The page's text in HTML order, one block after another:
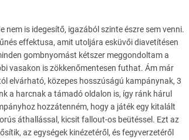
nem is idegesítő, igazából szinte észre sem venni.
effektusa, amit utoljára esküvői diavetítésen
gombnyomást kétszer meggondoltam a
vasakon is zökkenőmentesen futhat. Ám már
elvárható, közepes hosszúságú kampánynak, 3
a harcnak a támadó oldalon is, így ránk hárul
hozzátenném, hogy a játék egy kitalált
áthallással, kicsit fallout-os beütéssel. Ezt az
az egységek kinézetéről, és fegyverzetéről